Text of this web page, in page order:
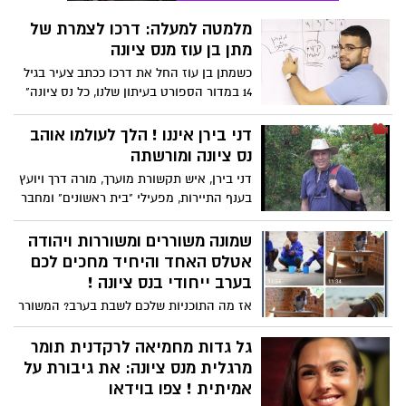
מלמטה למעלה: דרכו לצמרת של
מתן בן עוז מנס ציונה
כשמתן בן עוז החל את דרכו ככתב צעיר בגיל
14 במדור הספורט בעיתון שלנו, כל נס ציונה"
הוא ידע שבעתיד יהיה חלק מעולם
התקשורת. כיום, בגיל 24 בן עוז נחשב למוביל
ופורץ דרך בתחומים של וידאו, מדיה, שיווק
לעולמות הספורט והעסקים. כתבתו של: אסף
ניצן
דני בירן איננו ! הלך לעולמו אוהב
נס ציונה ומורשתה
דני בירן, איש תקשורת מוערך, מורה דרך ויועץ
בענף התיירות, מפעילי "בית ראשונים" ומחבר
הספר "איש על דגלו" . האיש שהיה בין
משחררי הר הבית ומניפי הדגל עליו האיש
שדגל ישראל וההיסטוריה שלו היו לחם חוקו,
נפטר ממחלה קשה ויובא היום בצהריים
למנוחות בבית העלמין בנס ציונה. יהי זכרו
ברוך. ראו בסירטון ראיון שלו עם ירון לונדון.
שמונה משוררים ומשוררות ויהודה
אטלס האחד והיחיד מחכים לכם
בערב ייחודי בנס ציונה !
אז מה התוכניות שלכם לשבת בערב? המשורר
יהודה אטלס ומשוררים מחכים לכם לערב של
"ספוקן וורד" , בירות מעולות ומצב רוח.
התרומות בערב יוקדשו למשלחת התנדבות
הומניטרית אשר יוצאת לטנזניה לשפץ בתי
גל גדות מחמיאה לרקדנית תומר
מרגלית מנס ציונה: את גיבורת על
אמיתית ! צפו בוידאו